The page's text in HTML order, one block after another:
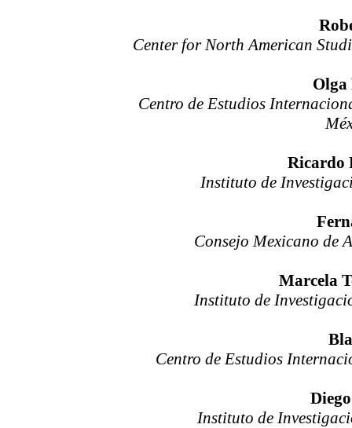
Center for North American
Olga
Centro de Estudios
Ricardo
Instituto de
Consejo Mexicano de
Marcela
Instituto de
Centro de Estudios
Instituto de